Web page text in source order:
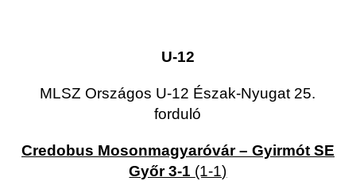
U-12
MLSZ Országos U-12 Észak-Nyugat 25.
forduló
Credobus Mosonmagyaróvár – Gyirmót SE
Győr 3-1 (1-1)